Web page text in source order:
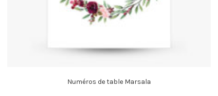
Numéros de table Marsala